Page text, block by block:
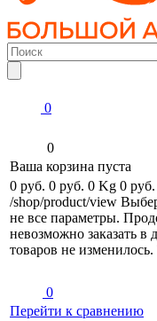
0
0
Ваша корзина пуста
0 руб. 0 руб. 0 Kg 0 руб.
/shop/product/view
не все параметры.
невозможно заказать в
товаров не изменилось.
0
Перейти к сравнению